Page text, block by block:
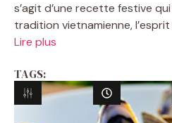
s’agit d’une recette festive
tradition vietnamienne,
Lire plus
TAGS: